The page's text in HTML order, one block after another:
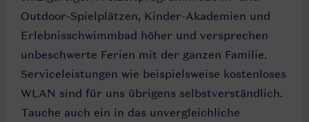
Outdoor-Spielplätzen, Kinder-Akademien und
Erlebnisschwimmbad höher und versprechen
unbeschwerte Ferien mit der ganzen Familie.
Serviceleistungen wie beispielsweise kostenloses
WLAN sind für uns übrigens selbstverständlich.
Tauche auch ein in das unvergleichliche